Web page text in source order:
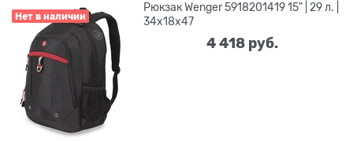
Нет в наличии
Рюкзак Wenger 5918201419 15" | 29 л. |
34х18x47
4 418 руб.